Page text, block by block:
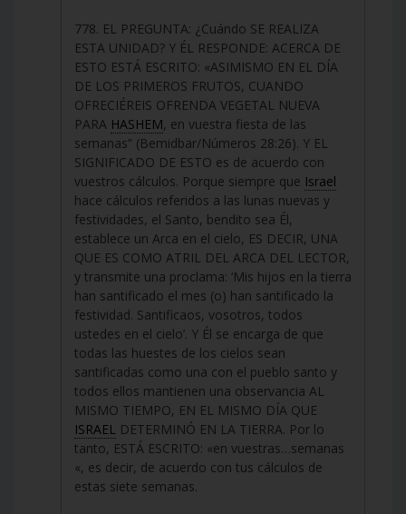
778. EL PREGUNTA: ¿Cuándo SE REALIZA
ESTA UNIDAD? Y ÉL RESPONDE: ACERCA DE
ESTO ESTÁ ESCRITO: «ASIMISMO EN EL DÍA
DE LOS PRIMEROS FRUTOS, CUANDO
OFRECIÉREIS OFRENDA VEGETAL NUEVA
PARA HASHEM, en vuestra fiesta de las
semanas” (Bemidbar/Números 28:26). Y EL
SIGNIFICADO DE ESTO es de acuerdo con
vuestros cálculos. Porque siempre que Israel
hace cálculos referidos a las lunas nuevas y
festividades, el Santo, bendito sea Él,
establece un Arca en el cielo, ES DECIR, UNA
QUE ES COMO ATRIL DEL ARCA DEL LECTOR,
y transmite una proclama: ‘Mis hijos en la tierra
han santificado el mes (o) han santificado la
festividad. Santificaos, vosotros, todos
ustedes en el cielo’. Y Él se encarga de que
todas las huestes de los cielos sean
santificadas como una con el pueblo santo y
todos ellos mantienen una observancia AL
MISMO TIEMPO, EN EL MISMO DÍA QUE
ISRAEL DETERMINÓ EN LA TIERRA. Por lo
tanto, ESTÁ ESCRITO: «en vuestras…semanas
«, es decir, de acuerdo con tus cálculos de
estas siete semanas.